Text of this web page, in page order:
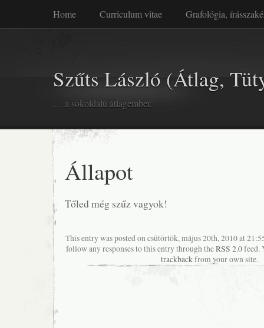
Home Curriculum vitae Grafológia,
… a sokoldalú átlagember.
Szűts László (Átlag,
Állapot
Tőled még szűz vagyok!
This entry was posted on csütörtök, május 20th, 2010 at
follow any responses to this entry through theRSS 2.0feed.
trackbackfrom your own site.